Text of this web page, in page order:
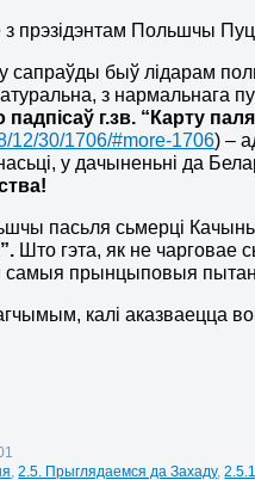
з прэзідэнтам Польшчы
сапраўды быў лідарам
з нармальнага
г.зв. “Карту
12/30/1706/#more-1706) –
у дачыненьні да
пасьля сьмерці
Што гэта, як не чарговае
самыя прынцыповыя
калі
,2.5. Прыглядаемся да Захаду,